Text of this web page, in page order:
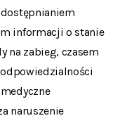
informacji o stanie
na zabieg, czasem
naruszenie